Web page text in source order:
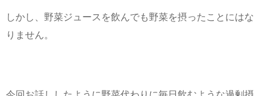
しかし、野菜ジュースを飲んでも野菜を摂ったことにはな
りません。